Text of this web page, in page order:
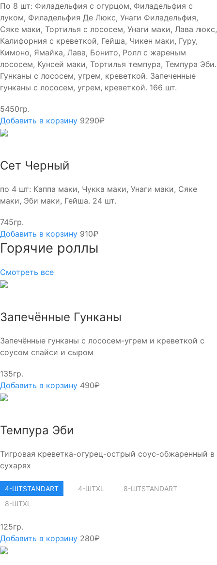
По 8 шт: Филадельфия с огурцом, Филадельфия с
луком, Филадельфия Де Люкс, Унаги Филадельфия,
Сяке маки, Тортилья с лососем, Унаги маки, Лава люкс,
Калифорния с креветкой, Гейша, Чикен маки, Гуру,
Кимоно, Ямайка, Лава, Бонито, Ролл с жареным
лососем, Кунсей маки, Тортилья темпура, Темпура Эби.
Гунканы с лососем, угрем, креветкой. Запеченные
гунканы с лососем, угрем, креветкой. 166 шт.
5450гр.
Добавить в корзину 9290₽
Сет Черный
по 4 шт: Каппа маки, Чукка маки, Унаги маки, Сяке
маки, Эби маки, Гейша. 24 шт.
745гр.
Добавить в корзину 910₽
Горячие роллы
Смотреть все
Запечённые Гунканы
Запечённые гунканы с лососем-угрем и креветкой с
соусом спайси и сыром
135гр.
Добавить в корзину 490₽
Темпура Эби
Тигровая креветка-огурец-острый соус-обжаренный в
сухарях
4-ШТSTANDART 4-ШТXL 8-ШТSTANDART
8-ШТXL
125гр.
Добавить в корзину 280₽